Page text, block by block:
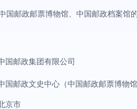
国邮政邮票博物馆、中国邮政档案
国邮政集团有限公司
国邮政文史中心（中国邮政邮票博物馆
京市